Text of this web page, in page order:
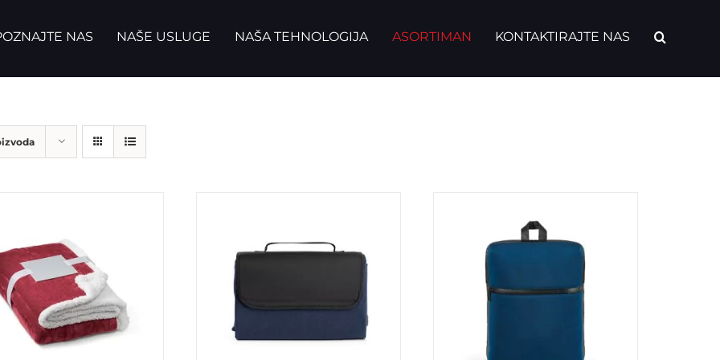
NAS NAŠE USLUGE NAŠA TEHNOLOGIJA ASORTIMAN KONTAKTIRAJTE NAS